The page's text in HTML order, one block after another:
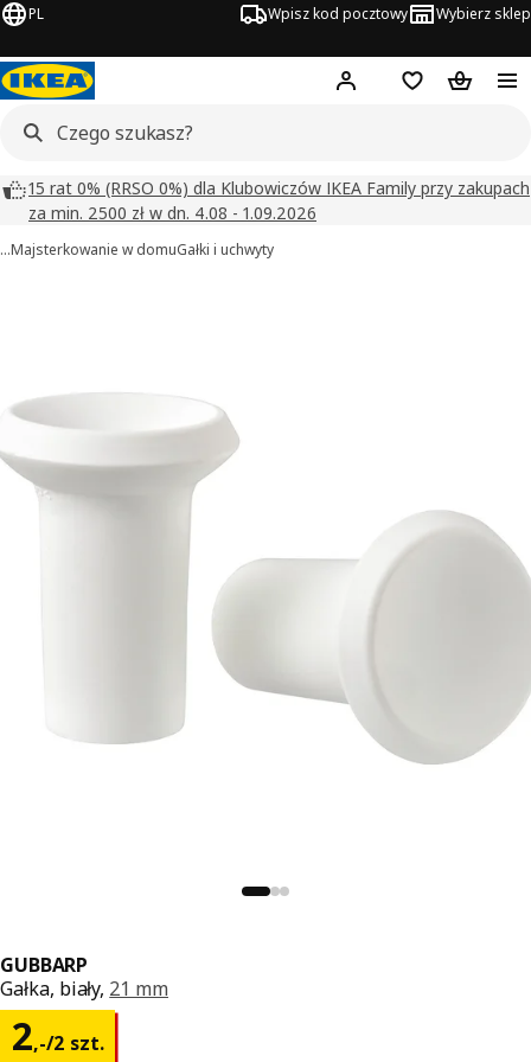
PL Wpisz kod pocztowy Wybierz sklep
Hej! Zaloguj się
Lista zakupowa
Koszyk
15 rat 0% (RRSO 0%) dla Klubowiczów IKEA Family przy zakupach
za min. 2500 zł w dn. 4.08 - 1.09.2026
…Majsterkowanie w domuGałki i uchwyty
GUBBARP
Gałka, biały, 21 mm
2,-/2 szt.
Cena 2,-/2 szt.